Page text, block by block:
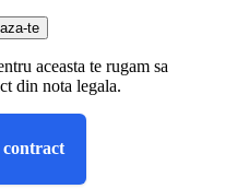
aceasta te rugam sa
din nota legala.